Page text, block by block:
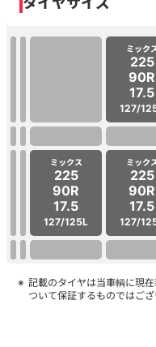
ミック
225
90R
17.5
127/
ミックス
225
90R
17.5
127/125L
ミック
225
90R
17.5
127/
記載のタイヤは当車輌に現
ついて保証するものではござ